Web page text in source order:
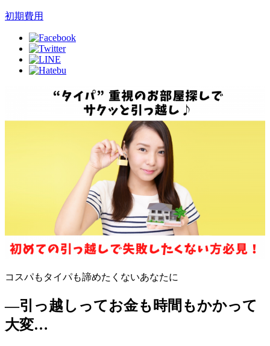
初期費用
コスパもタイパも諦めたくないあなたに
―引っ越しってお金も時間もかかって
大変…